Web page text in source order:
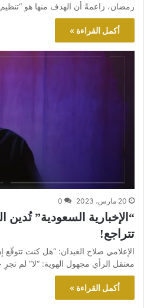
رمضان، زاعمةً أن الهدف منها هو
أكمل القراءة »
20 مارس، 2023 0
“الإخبارية السعودية”
تتراجع!
الإعلامي صلاح الغيدان: “هل كنت
معتقل الرأي مجهول الهوية: “لا” لم
أكمل القراءة »